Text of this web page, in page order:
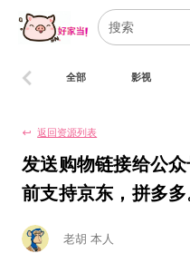
全部 影视
chevron_left
keyboard_return 返回资源列表
发送购物链接给公
前支持京东，拼多
老胡 本人